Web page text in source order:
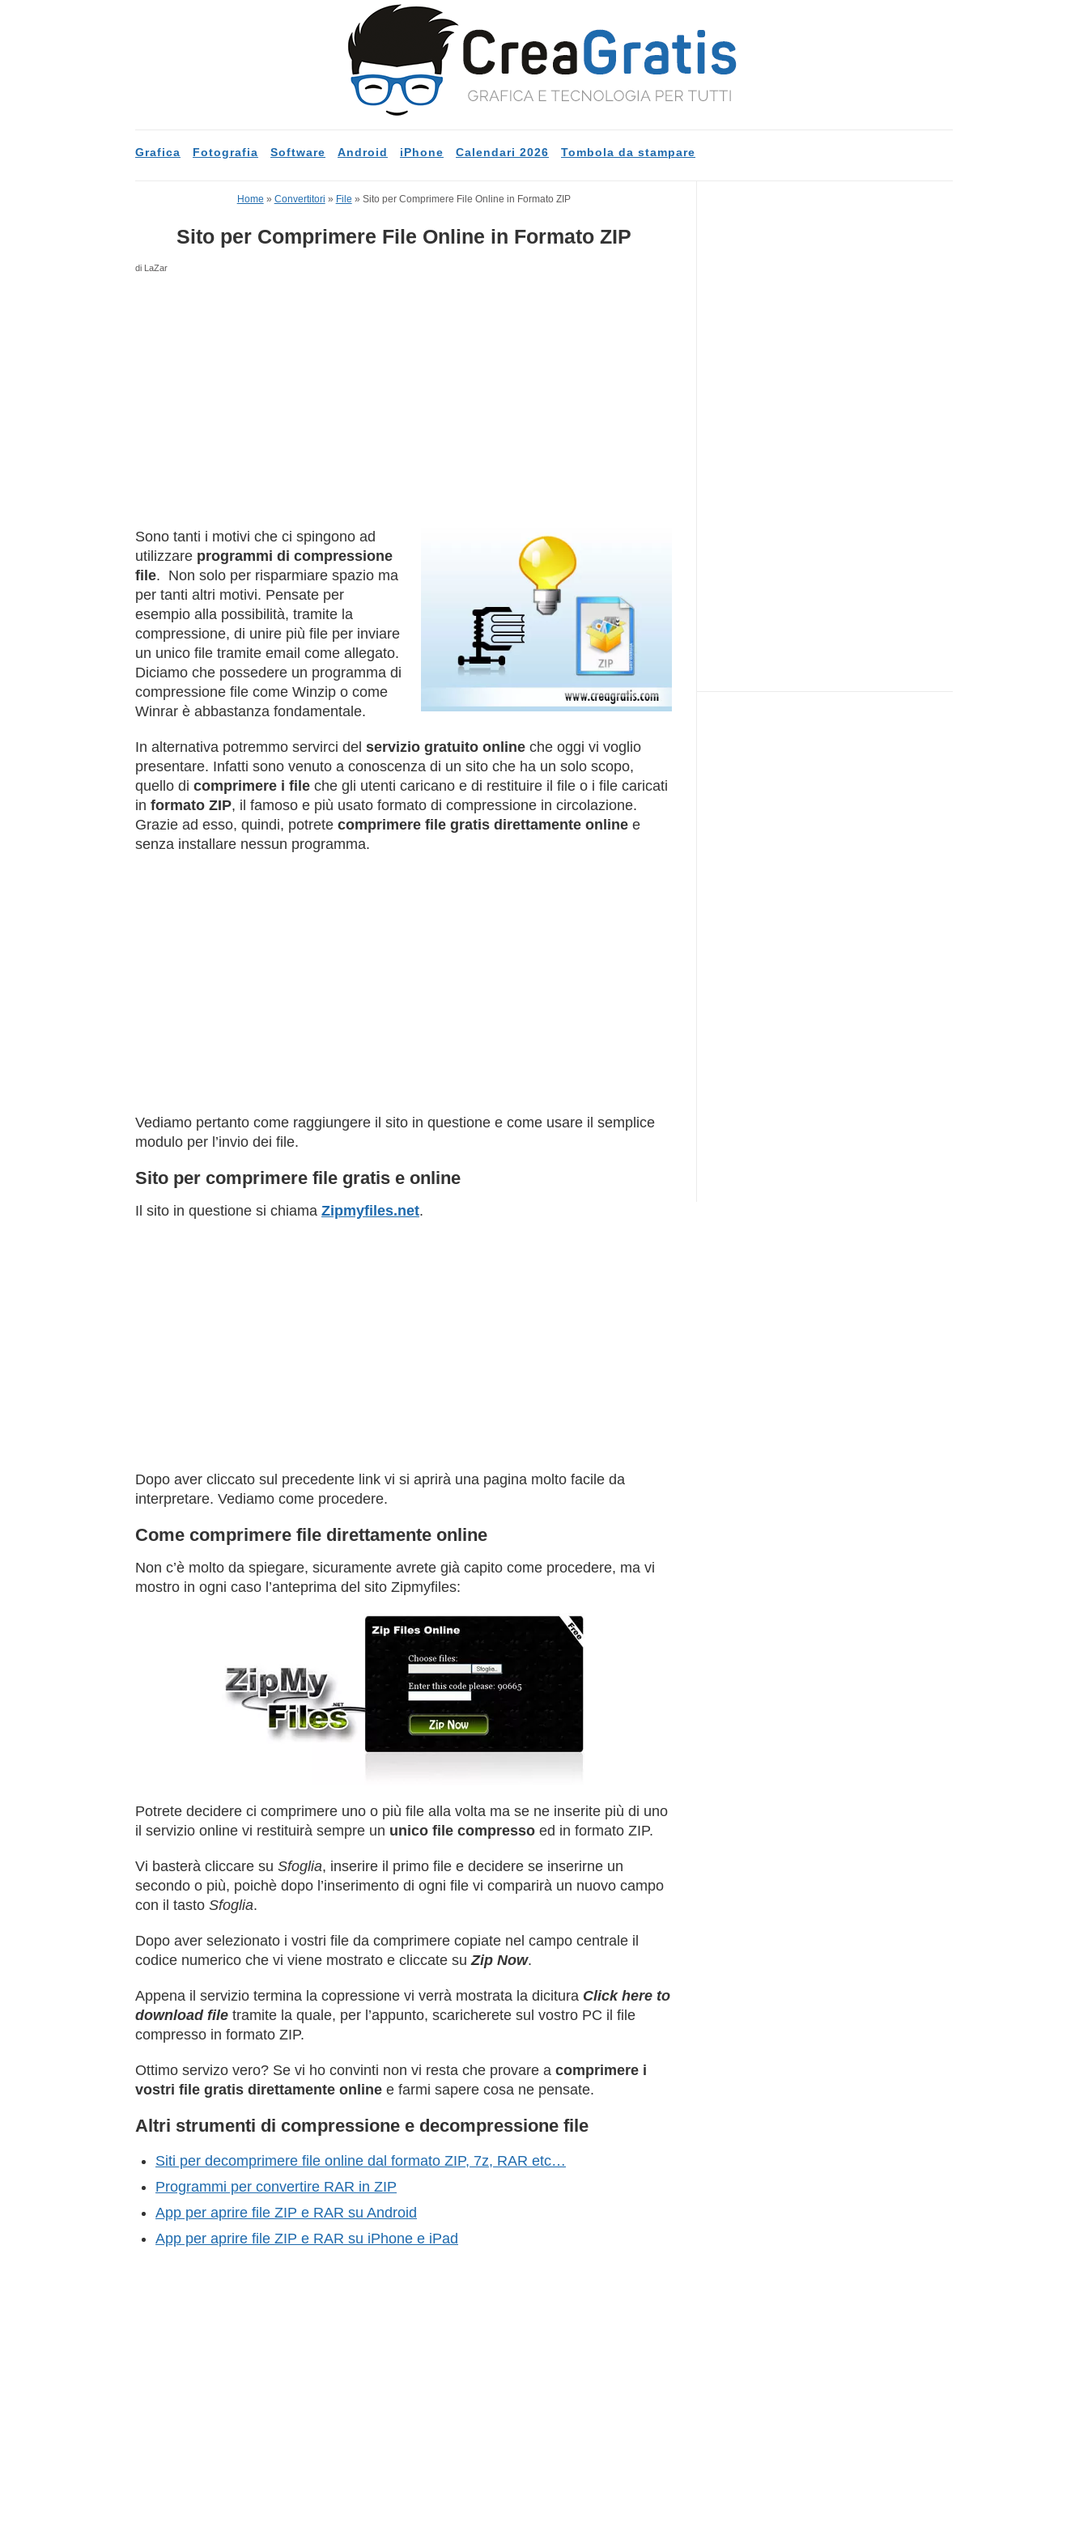
Grafica Fotografia Software Android iPhone Calendari 2026 Tombola da stampare
Home » Convertitori » File » Sito per Comprimere File Online in Formato ZIP
Sito per Comprimere File Online in Formato ZIP
di LaZar
Sono tanti i motivi che ci spingono ad
utilizzare programmi di compressione
file. Non solo per risparmiare spazio ma
per tanti altri motivi. Pensate per
esempio alla possibilità, tramite la
compressione, di unire più file per inviare
un unico file tramite email come allegato.
Diciamo che possedere un programma di
compressione file come Winzip o come
Winrar è abbastanza fondamentale.
In alternativa potremmo servirci del servizio gratuito online che oggi vi voglio
presentare. Infatti sono venuto a conoscenza di un sito che ha un solo scopo,
quello di comprimere i file che gli utenti caricano e di restituire il file o i file caricati
in formato ZIP, il famoso e più usato formato di compressione in circolazione.
Grazie ad esso, quindi, potrete comprimere file gratis direttamente online e
senza installare nessun programma.
Vediamo pertanto come raggiungere il sito in questione e come usare il semplice
modulo per l’invio dei file.
Sito per comprimere file gratis e online
Il sito in questione si chiama Zipmyfiles.net.
Dopo aver cliccato sul precedente link vi si aprirà una pagina molto facile da
interpretare. Vediamo come procedere.
Come comprimere file direttamente online
Non c’è molto da spiegare, sicuramente avrete già capito come procedere, ma vi
mostro in ogni caso l’anteprima del sito Zipmyfiles:
Potrete decidere ci comprimere uno o più file alla volta ma se ne inserite più di uno
il servizio online vi restituirà sempre un unico file compresso ed in formato ZIP.
Vi basterà cliccare su Sfoglia, inserire il primo file e decidere se inserirne un
secondo o più, poichè dopo l’inserimento di ogni file vi comparirà un nuovo campo
con il tasto Sfoglia.
Dopo aver selezionato i vostri file da comprimere copiate nel campo centrale il
codice numerico che vi viene mostrato e cliccate suZip Now.
Appena il servizio termina la copressione vi verrà mostrata la dicitura Click here to
download file tramite la quale, per l’appunto, scaricherete sul vostro PC il file
compresso in formato ZIP.
Ottimo servizo vero? Se vi ho convinti non vi resta che provare a comprimere i
vostri file gratis direttamente online e farmi sapere cosa ne pensate.
Altri strumenti di compressione e decompressione file
Siti per decomprimere file online dal formato ZIP, 7z, RAR etc…
Programmi per convertire RAR in ZIP
App per aprire file ZIP e RAR su Android
App per aprire file ZIP e RAR su iPhone e iPad